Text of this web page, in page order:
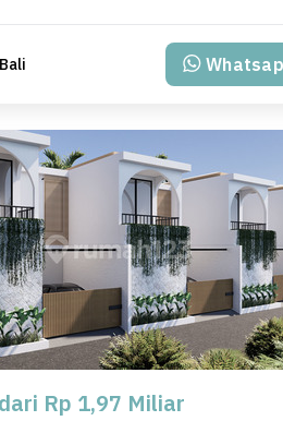
Rp 1,97 Miliar